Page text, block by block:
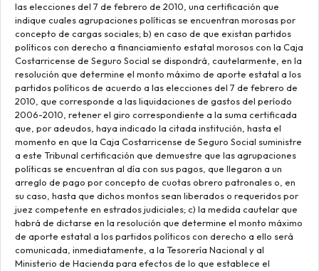
las elecciones del 7 de febrero de 2010, una certificación que
indique cuales agrupaciones políticas se encuentran morosas por
concepto de cargas sociales; b) en caso de que existan partidos
políticos con derecho a financiamiento estatal morosos con la Caja
Costarricense de Seguro Social se dispondrá, cautelarmente, en la
resolución que determine el monto máximo de aporte estatal a los
partidos políticos de acuerdo a las elecciones del 7 de febrero de
2010, que corresponde a las liquidaciones de gastos del período
2006-2010, retener el giro correspondiente a la suma certificada
que, por adeudos, haya indicado la citada institución, hasta el
momento en que la Caja Costarricense de Seguro Social suministre
a este Tribunal certificación que demuestre que las agrupaciones
políticas se encuentran al día con sus pagos, que llegaron a un
arreglo de pago por concepto de cuotas obrero patronales o, en
su caso, hasta que dichos montos sean liberados o requeridos por
juez competente en estrados judiciales; c) la medida cautelar que
habrá de dictarse en la resolución que determine el monto máximo
de aporte estatal a los partidos políticos con derecho a ello será
comunicada, inmediatamente, a la Tesorería Nacional y al
Ministerio de Hacienda para efectos de lo que establece el